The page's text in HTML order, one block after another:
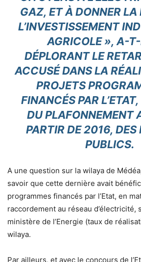
GAZ, ET À DONNER LA
L’INVESTISSEMENT
AGRICOLE », A-
DÉPLORANT LE
ACCUSÉ DANS LA
PROJETS
FINANCÉS PAR
DU PLAFONNEMENT
PARTIR DE 2016, DES
PUBLICS.
A une question sur la wilaya de
savoir que cette dernière avait
programmes financés par l’Etat, en
raccordement au réseau d’électricité,
ministère de l’Energie (taux de
wilaya.
Par ailleurs, et avec le concours de